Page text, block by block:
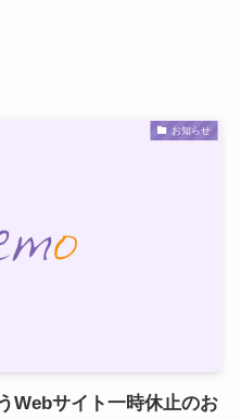
お知らせ
Webサイト一時休止のお